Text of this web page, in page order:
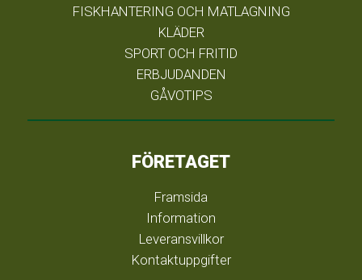
FISKHANTERING OCH MATLAGNING
KLÄDER
SPORT OCH FRITID
ERBJUDANDEN
GÅVOTIPS
FÖRETAGET
Framsida
Information
Leveransvillkor
Kontaktuppgifter